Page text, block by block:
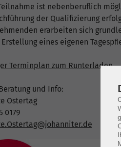
ist nebenberuflich
der Qualifizierung
erarbeiten sich
eines eigenen
Terminplan zum Runterladen
und Info:
Ostertag
0179